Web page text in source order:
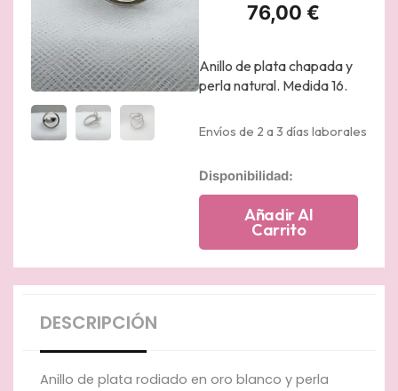
76,00 €
Anillo de plata chapada y
perla natural. Medida 16.
Envíos de 2 a 3 días laborales
Disponibilidad:
Anillo
en
Añadir Al
Carrito
DESCRIPCIÓN
Anillo de plata rodiado en oro blanco y perla